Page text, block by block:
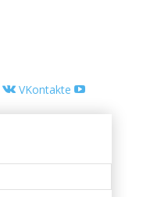
VKontakte